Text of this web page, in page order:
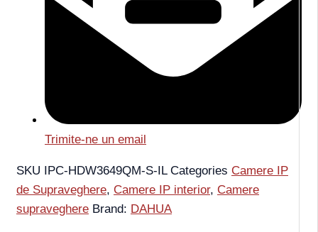
Trimite-ne un email
SKU IPC-HDW3649QM-S-IL Categories Camere IP
de Supraveghere, Camere IP interior, Camere
supraveghere Brand: DAHUA